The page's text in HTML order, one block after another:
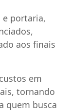
portaria,
aos finais
em
tornando
quem busca